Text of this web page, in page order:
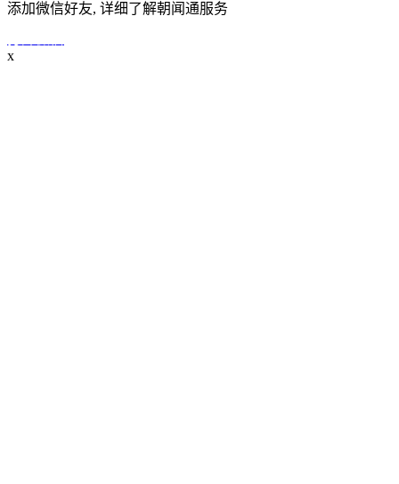
添加微信好友, 详细了解朝闻通服务
x